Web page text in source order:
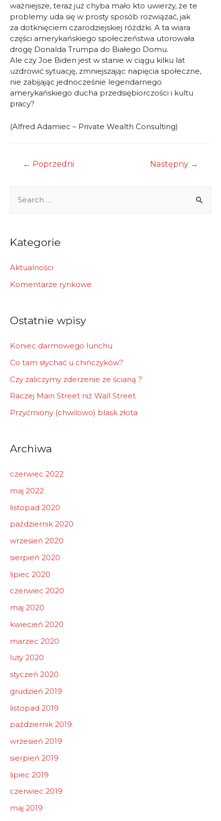
ważniejsze, teraz już chyba mało kto uwierzy, że te
problemy uda się w prosty sposób rozwiązać, jak
za dotknięciem czarodziejskiej różdżki. A ta wiara
części amerykańskiego społeczeństwa utorowała
drogę Donalda Trumpa do Białego Domu.
Ale czy Joe Biden jest w stanie w ciągu kilku lat
uzdrowić sytuację, zmniejszając napięcia społeczne,
nie zabijając jednocześnie legendarnego
amerykańskiego ducha przedsiębiorczości i kultu
pracy?
(Alfred Adamiec – Private Wealth Consulting)
Nawigacja
← Poprzedni Następny →
r
h
f
Kategorie
Aktualności
Komentarze rynkowe
Ostatnie wpisy
Koniec darmowego lunchu
Co tam słychać u chińczyków?
Czy zaliczymy zderzenie ze ścianą ?
Raczej Main Street niż Wall Street
Przyćmiony (chwilowo) blask złota
Archiwa
czerwiec 2022
maj 2022
listopad 2020
październik 2020
wrzesień 2020
sierpień 2020
lipiec 2020
czerwiec 2020
maj 2020
kwiecień 2020
marzec 2020
luty 2020
styczeń 2020
grudzień 2019
listopad 2019
październik 2019
wrzesień 2019
sierpień 2019
lipiec 2019
czerwiec 2019
maj 2019